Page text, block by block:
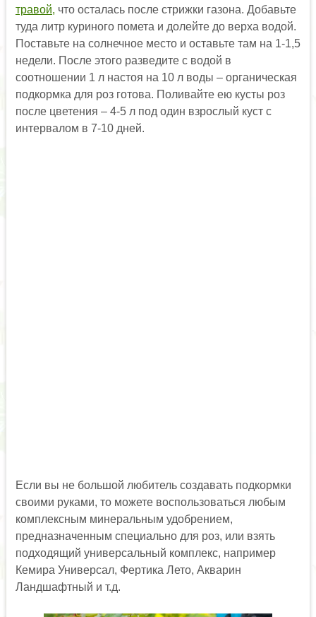
травой, что осталась после стрижки газона. Добавьте
туда литр куриного помета и долейте до верха водой.
Поставьте на солнечное место и оставьте там на 1-1,5
недели. После этого разведите с водой в
соотношении 1 л настоя на 10 л воды – органическая
подкормка для роз готова. Поливайте ею кусты роз
после цветения – 4-5 л под один взрослый куст с
интервалом в 7-10 дней.
Если вы не большой любитель создавать подкормки
своими руками, то можете воспользоваться любым
комплексным минеральным удобрением,
предназначенным специально для роз, или взять
подходящий универсальный комплекс, например
Кемира Универсал, Фертика Лето, Акварин
Ландшафтный и т.д.